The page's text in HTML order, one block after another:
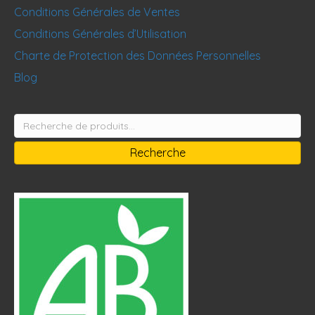
Conditions Générales de Ventes
Conditions Générales d’Utilisation
Charte de Protection des Données Personnelles
Blog
Recherche
pour :
Recherche